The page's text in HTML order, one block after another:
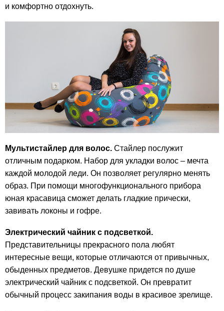
и комфортно отдохнуть.
Мультистайлер для волос. Стайлер послужит
отличным подарком. Набор для укладки волос – мечта
каждой молодой леди. Он позволяет регулярно менять
образ. При помощи многофункционального прибора
юная красавица сможет делать гладкие прически,
завивать локоны и гофре.
Электрический чайник с подсветкой.
Представительницы прекрасного пола любят
интересные вещи, которые отличаются от привычных,
обыденных предметов. Девушке придется по душе
электрический чайник с подсветкой. Он превратит
обычный процесс закипания воды в красивое зрелище.